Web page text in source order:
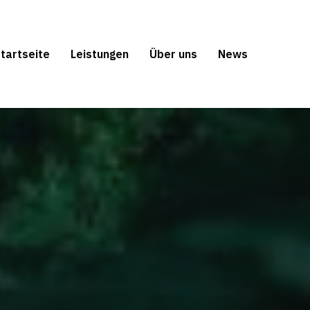
Leistungen Über uns News